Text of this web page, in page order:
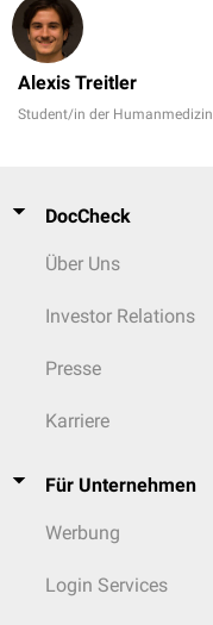
Alexis Treitler
Student/in der Humanmedizin
DocCheck
Über Uns
Investor Relations
Presse
Karriere
Für Unternehmen
Werbung
Login Services